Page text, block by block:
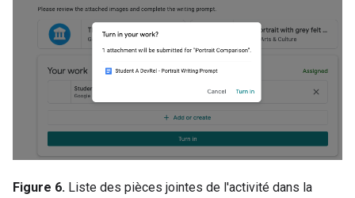
Figure 6. Liste des pièces jointes de l'activité dans la